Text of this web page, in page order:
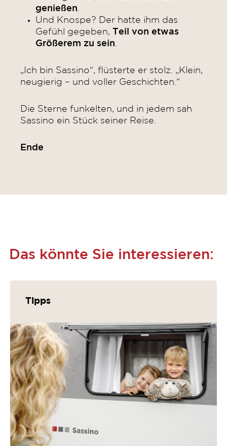
genießen
Und Knospe? Der hatte ihm das
Gefühl gegeben,
Teil von etwas
Größerem zu sein
„Ich bin Sassino“, flüsterte er stolz. „Klein,
neugierig – und voller Geschichten.“
Die Sterne funkelten, und in jedem sah
Sassino ein Stück seiner Reise.
Ende
Das könnte Sie interessieren:
Tipps